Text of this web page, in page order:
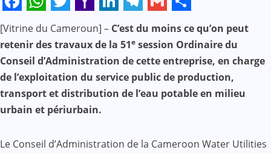
Facebook
WhatsApp
Twitter
Yahoo
Mail
LinkedIn
Telegram
Gmail
Share
[Vitrine du Cameroun] – C’est du moins ce qu’on peut
retenir des travaux de la 51e session Ordinaire du
Conseil d’Administration de cette entreprise, en charge
de l’exploitation du service public de production,
transport et distribution de l’eau potable en milieu
urbain et périurbain.
Le Conseil d’Administration de la Cameroon Water Utilities